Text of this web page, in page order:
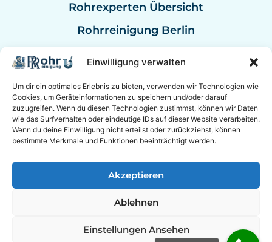
Einwilligung verwalten
Um dir ein optimales Erlebnis zu bieten, verwenden wir Technologien wie
Cookies, um Geräteinformationen zu speichern und/oder darauf
zuzugreifen. Wenn du diesen Technologien zustimmst, können wir Daten
wie das Surfverhalten oder eindeutige IDs auf dieser Website verarbeiten.
Wenn du deine Einwilligung nicht erteilst oder zurückziehst, können
bestimmte Merkmale und Funktionen beeinträchtigt werden.
Akzeptieren
Ablehnen
Einstellungen Ansehen
Rohrexperten Übersicht
Rohrreinigung Berlin
Rohrreinigung Hannover
Rohrreinigung Mannheim
Rohrreinigung Notdienst
© 2026 Rohrreinigung Bremen Sanitär Experten mit
24/7 Notdienst.
SOCIAL MEDIA